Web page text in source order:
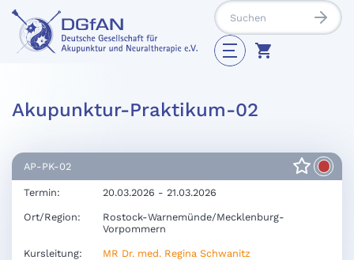
Akupunktur-Praktikum-02
AP-PK-02
Termin: 20.03.2026 - 21.03.2026
Ort/Region:
Rostock-Warnemünde/Mecklenburg-
Vorpommern
Kursleitung: MR Dr. med. Regina Schwanitz